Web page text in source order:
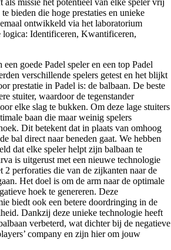
bieden die hoge prestaties en unieke
ontwikkeld via het laboratorium
logica: Identificeren, Kwantificeren,
goede Padel speler en een top Padel
verschillende spelers getest en het blijkt
prestatie in Padel is: de balbaan. De beste
stuiter, waardoor de tegenstander
elke slag te bukken. Om deze lage stuiters
baan die maar weinig spelers
Dit betekent dat in plaats van omhoog
bal direct naar beneden gaat. We hebben
dat elke speler helpt zijn balbaan te
is uitgerust met een nieuwe technologie
2 perforaties die van de zijkanten naar de
Het doel is om de arm naar de optimale
hoek te genereren. Deze
biedt ook een betere doordringing in de
Dankzij deze unieke technologie heeft
verbeterd, wat dichter bij de negatieve
company en zijn hier om jouw